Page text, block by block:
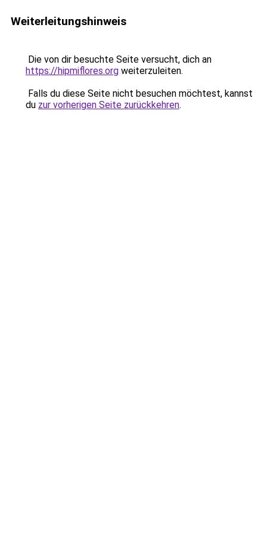
Weiterleitungshinweis
Die von dir besuchte Seite versucht, dich an
https://hipmiflores.org weiterzuleiten.
Falls du diese Seite nicht besuchen möchtest, kannst
du zur vorherigen Seite zurückkehren.